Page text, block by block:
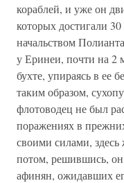
кораблей, и уже он
которых достигали
начальством
у Еринеи, почти на 2
бухте, упираясь в ее
таким образом,
флотоводец не был
поражениях в
своими силами,
потом, решившись, он
афинян, ожидавших